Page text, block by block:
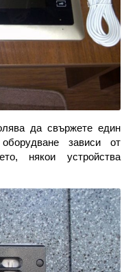
да свържете един
зависи от
някои устройства